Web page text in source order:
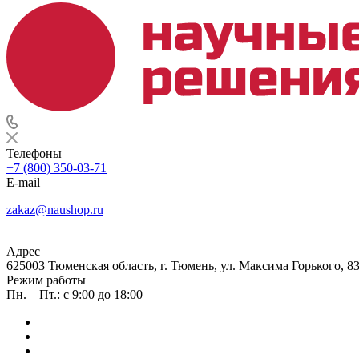
Телефоны
+7 (800) 350-03-71
E-mail
zakaz@naushop.ru
Адрес
625003 Тюменская область, г. Тюмень, ул. Максима Горького,
Режим работы
Пн. – Пт.: с 9:00 до 18:00